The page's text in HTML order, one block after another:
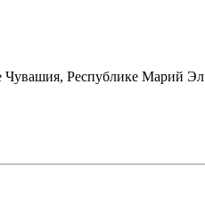
Чувашия, Республике Марий Эл